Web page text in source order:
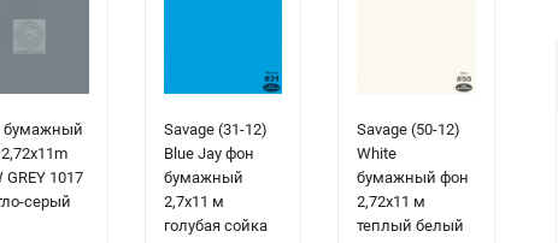
бумажный
GREY 1017
серый
Savage (31-12)
Blue Jay фон
бумажный
2,7x11 м
голубая сойка
Savage (50-12)
White
бумажный фон
2,72x11 м
теплый белый